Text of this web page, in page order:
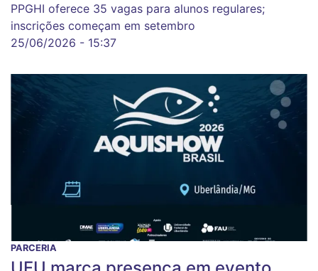
PPGHI oferece 35 vagas para alunos regulares;
inscrições começam em setembro
25/06/2026 - 15:37
PARCERIA